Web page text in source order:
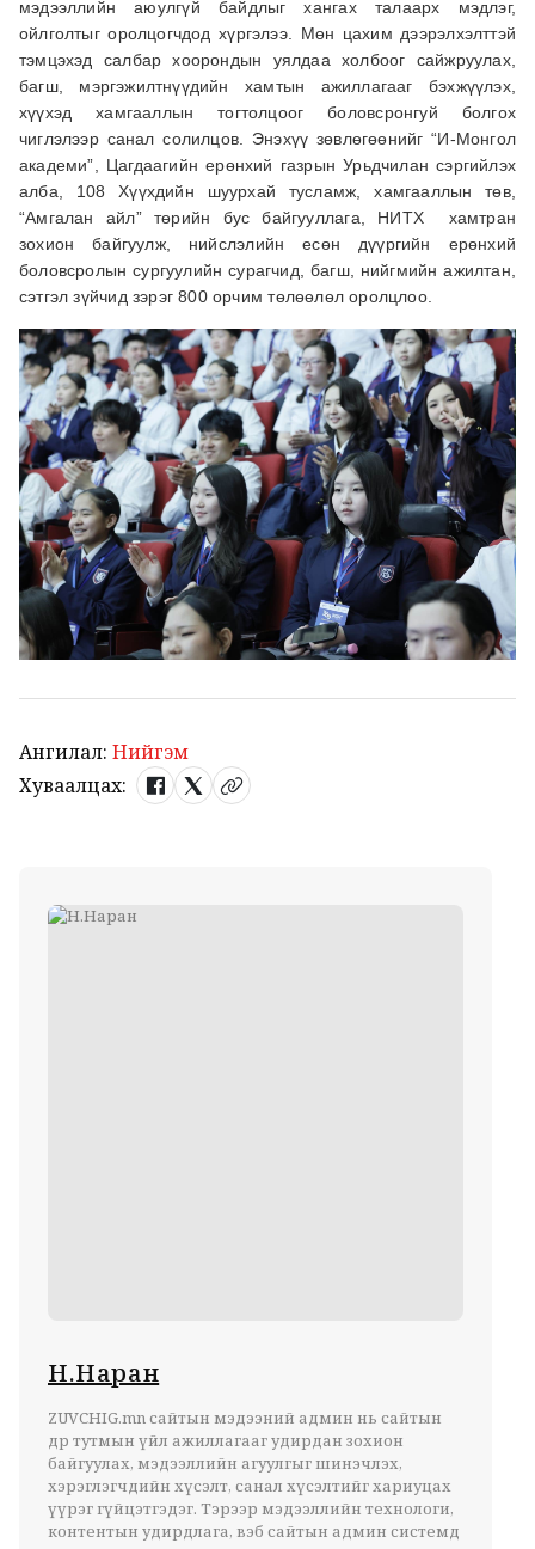
мэдээллийн аюулгүй байдлыг хангах талаарх мэдлэг,
ойлголтыг оролцогчдод хүргэлээ. Мөн цахим дээрэлхэлттэй
тэмцэхэд салбар хоорондын уялдаа холбоог сайжруулах,
багш, мэргэжилтнүүдийн хамтын ажиллагааг бэхжүүлэх,
хүүхэд хамгааллын тогтолцоог боловсронгуй болгох
чиглэлээр санал солилцов. Энэхүү зөвлөгөөнийг “И-Монгол
академи”, Цагдаагийн ерөнхий газрын Урьдчилан сэргийлэх
алба, 108 Хүүхдийн шуурхай тусламж, хамгааллын төв,
“Амгалан айл” төрийн бус байгууллага, НИТХ хамтран
зохион байгуулж, нийслэлийн есөн дүүргийн ерөнхий
боловсролын сургуулийн сурагчид, багш, нийгмийн ажилтан,
сэтгэл зүйчид зэрэг 800 орчим төлөөлөл оролцлоо.
Ангилал: Нийгэм
Хуваалцах:
Н.Наран
ZUVCHIG.mn сайтын мэдээний админ нь сайтын
өдөр тутмын үйл ажиллагааг удирдан зохион
байгуулах, мэдээллийн агуулгыг шинэчлэх,
хэрэглэгчдийн хүсэлт, санал хүсэлтийг хариуцах
үүрэг гүйцэтгэдэг. Тэрээр мэдээллийн технологи,
контентын удирдлага, вэб сайтын админ системд